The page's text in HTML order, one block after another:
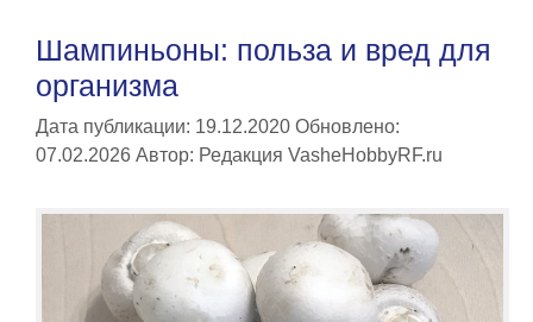
Шампиньоны: польза и вред для
организма
Дата публикации: 19.12.2020 Обновлено:
07.02.2026 Автор: Редакция VasheHobbyRF.ru